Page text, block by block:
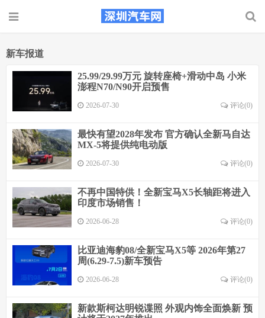
新车报道
25.99/29.99万元 旋转座椅+滑动中岛 小米
澎程N70/N90开启预售
2026-07-30 评论(0)
最快有望2028年发布 官方确认全新马自达
MX-5将提供纯电动版
2026-07-30 评论(0)
不再中国特供！全新宝马X5长轴距将进入
印度市场销售！
2026-06-28 评论(0)
比亚迪海豹08/全新宝马X5等 2026年第27
周(6.29-7.5)新车预告
2026-06-28 评论(0)
新款斯柯达明锐谍照 外观内饰全面焕新 预